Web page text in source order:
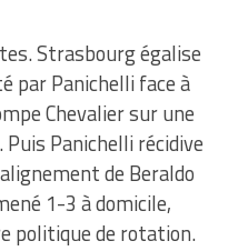
Strasbourg égalise
par Panichelli face à
Chevalier sur une
Panichelli récidive
de Beraldo
1-3 à domicile,
politique de rotation.